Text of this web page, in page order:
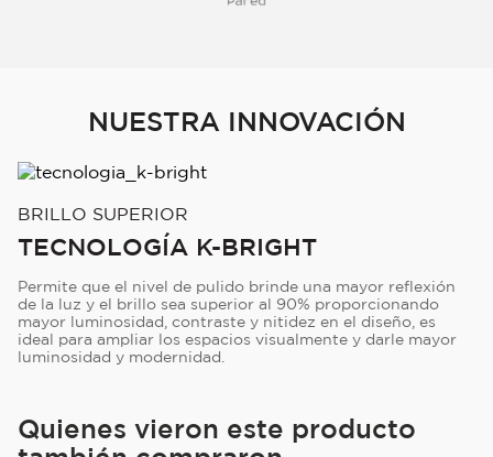
NUESTRA INNOVACIÓN
BRILLO SUPERIOR
TECNOLOGÍA K-BRIGHT
Permite que el nivel de pulido brinde una mayor reflexión
de la luz y el brillo sea superior al 90% proporcionando
mayor luminosidad, contraste y nitidez en el diseño, es
ideal para ampliar los espacios visualmente y darle mayor
luminosidad y modernidad.
Quienes vieron este producto